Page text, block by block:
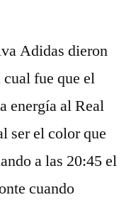
Adidas dieron
fue que el
energía al Real
ser el color que
a las 20:45 el
cuando